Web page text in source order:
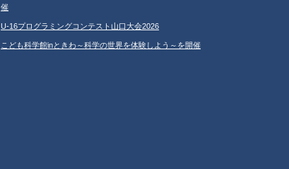
催
U-16プログラミングコンテスト山口大会2026
こども科学館inときわ～科学の世界を体験しよう～を開催